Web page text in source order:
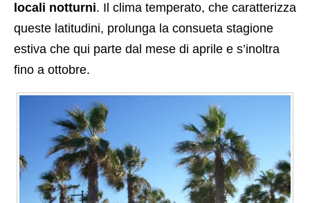
locali notturni. Il clima temperato, che caratterizza
queste latitudini, prolunga la consueta stagione
estiva che qui parte dal mese di aprile e s’inoltra
fino a ottobre.